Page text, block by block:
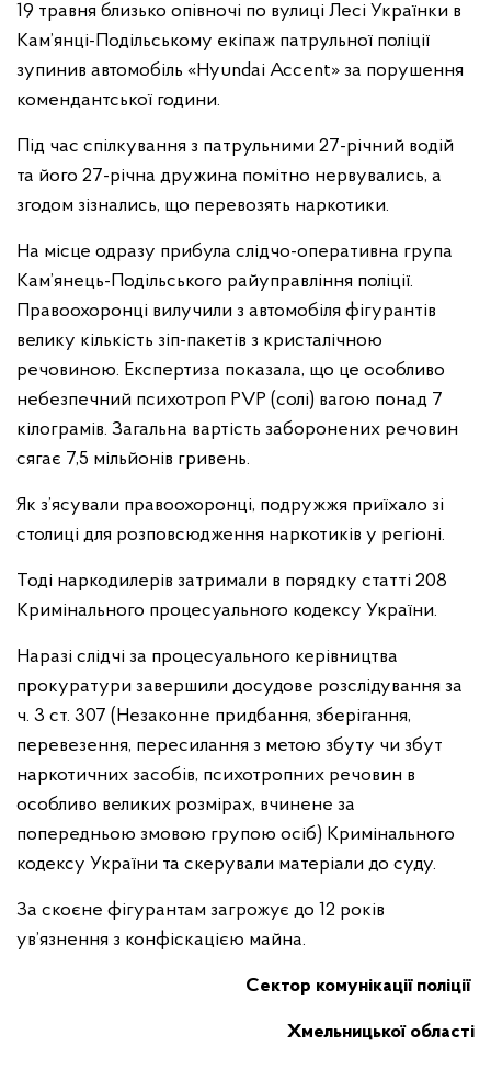
19 травня близько опівночі по вулиці Лесі Українки в
Кам’янці-Подільському екіпаж патрульної поліції
зупинив автомобіль «Hyundai Accent» за порушення
комендантської години.
Під час спілкування з патрульними 27-річний водій
та його 27-річна дружина помітно нервувались, а
згодом зізнались, що перевозять наркотики.
На місце одразу прибула слідчо-оперативна група
Кам’янець-Подільського райуправління поліції.
Правоохоронці вилучили з автомобіля фігурантів
велику кількість зіп-пакетів з кристалічною
речовиною. Експертиза показала, що це особливо
небезпечний психотроп PVP (солі) вагою понад 7
кілограмів. Загальна вартість заборонених речовин
сягає 7,5 мільйонів гривень.
Як з’ясували правоохоронці, подружжя приїхало зі
столиці для розповсюдження наркотиків у регіоні.
Тоді наркодилерів затримали в порядку статті 208
Кримінального процесуального кодексу України.
Наразі слідчі за процесуального керівництва
прокуратури завершили досудове розслідування за
ч. 3 ст. 307 (Незаконне придбання, зберігання,
перевезення, пересилання з метою збуту чи збут
наркотичних засобів, психотропних речовин в
особливо великих розмірах, вчинене за
попередньою змовою групою осіб) Кримінального
кодексу України та скерували матеріали до суду.
За скоєне фігурантам загрожує до 12 років
ув’язнення з конфіскацією майна.
Сектор комунікації поліції
Хмельницької області